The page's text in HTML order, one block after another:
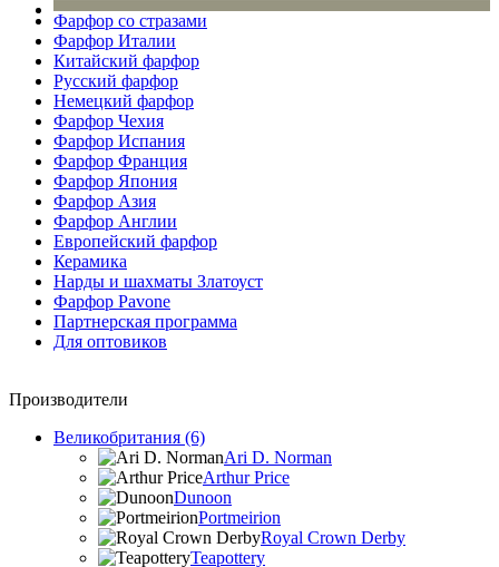
Фарфор со стразами
Фарфор Италии
Китайский фарфор
Русский фарфор
Немецкий фарфор
Фарфор Чехия
Фарфор Испания
Фарфор Франция
Фарфор Япония
Фарфор Азия
Фарфор Англии
Европейский фарфор
Керамика
Нарды и шахматы Златоуст
Фарфор Pavone
Партнерская программа
Для оптовиков
Производители
Великобритания (6)
Ari D. Norman
Arthur Price
Dunoon
Portmeirion
Royal Crown Derby
Teapottery